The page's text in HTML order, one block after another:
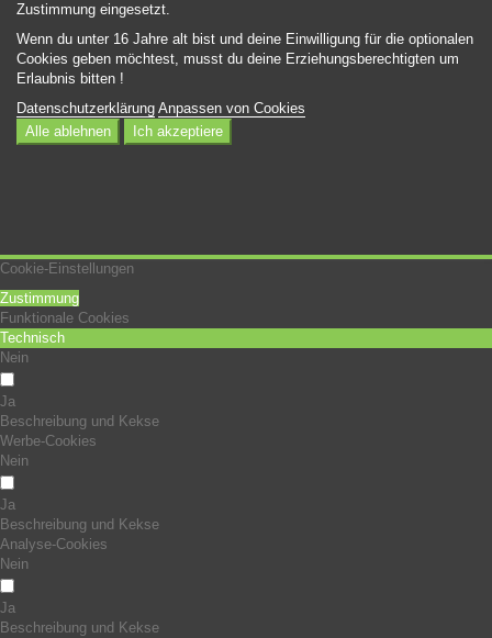
Zustimmung eingesetzt.
Wenn du unter 16 Jahre alt bist und deine Einwilligung für die optionalen
Cookies geben möchtest, musst du deine Erziehungsberechtigten um
Erlaubnis bitten !
Datenschutzerklärung Anpassen von Cookies
Alle ablehnen
Ich akzeptiere
Cookie-Einstellungen
Zustimmung
Funktionale Cookies
Technisch
Nein
Ja
Beschreibung und Kekse
Werbe-Cookies
Nein
Ja
Beschreibung und Kekse
Analyse-Cookies
Nein
Ja
Beschreibung und Kekse